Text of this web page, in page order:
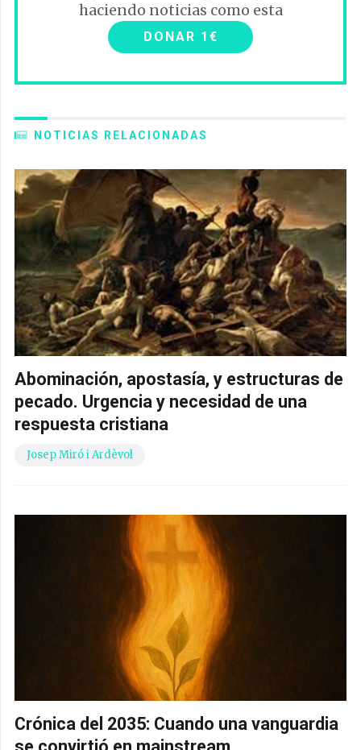
haciendo noticias como esta
DONAR 1€
NOTICIAS RELACIONADAS
Abominación, apostasía, y estructuras de
pecado. Urgencia y necesidad de una
respuesta cristiana
Josep Miró i Ardèvol
Crónica del 2035: Cuando una vanguardia